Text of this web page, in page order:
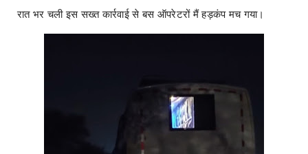
रात भर चली इस सख्त कार्रवाई से बस ऑपरेटरों मैं हड़कंप मच गया।